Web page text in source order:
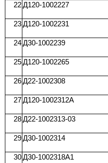
22Д120-1002227
23Д120-1002231
24Д30-1002239
25Д120-1002265
26Д22-1002308
27Д120-1002312А
28Д22-1002313-03
29Д30-1002314
30Д30-1002318A1